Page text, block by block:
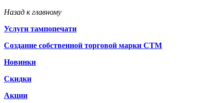
Назад к главному
Услуги тампопечати
Создание собственной торговой марки СТМ
Новинки
Скидки
Акции